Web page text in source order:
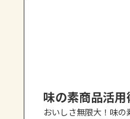
味の素商品活用
おいしさ無限大！味の